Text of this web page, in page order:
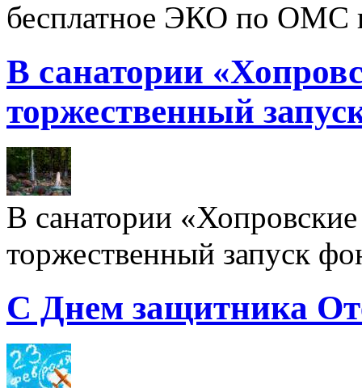
бесплатное ЭКО по ОМС
В санатории
торжественный
В санатории «Хопровские
торжественный запуск
С Днем защитника